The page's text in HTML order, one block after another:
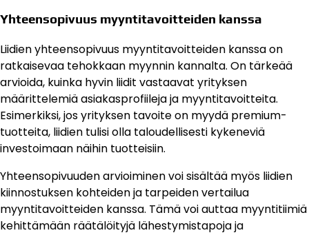
Yhteensopivuus myyntitavoitteiden kanssa
Liidien yhteensopivuus myyntitavoitteiden kanssa on
ratkaisevaa tehokkaan myynnin kannalta. On tärkeää
arvioida, kuinka hyvin liidit vastaavat yrityksen
määrittelemiä asiakasprofiileja ja myyntitavoitteita.
Esimerkiksi, jos yrityksen tavoite on myydä premium-
tuotteita, liidien tulisi olla taloudellisesti kykeneviä
investoimaan näihin tuotteisiin.
Yhteensopivuuden arvioiminen voi sisältää myös liidien
kiinnostuksen kohteiden ja tarpeiden vertailua
myyntitavoitteiden kanssa. Tämä voi auttaa myyntitiimiä
kehittämään räätälöityjä lähestymistapoja ja